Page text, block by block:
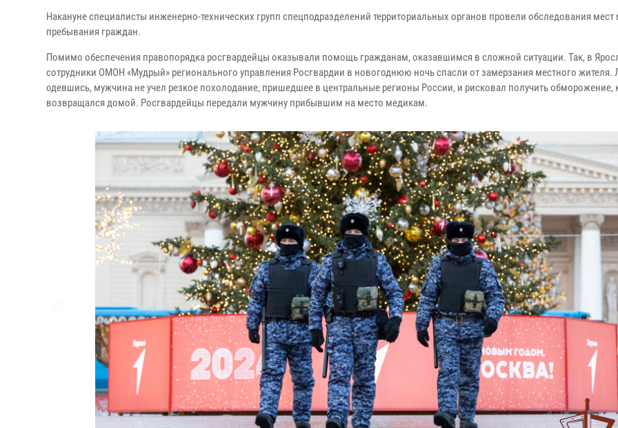
Накануне специалисты инженерно-технических групп спецподразделений территориальных органов провели обследования мест
пребывания граждан.
Помимо обеспечения правопорядка росгвардейцы оказывали помощь гражданам, оказавшимся в сложной ситуации. Так, в
сотрудники ОМОН «Мудрый» регионального управления Росгвардии в новогоднюю ночь спасли от замерзания местного жителя.
одевшись, мужчина не учел резкое похолодание, пришедшее в центральные регионы России, и рисковал получить обморожение,
возвращался домой. Росгвардейцы передали мужчину прибывшим на место медикам.